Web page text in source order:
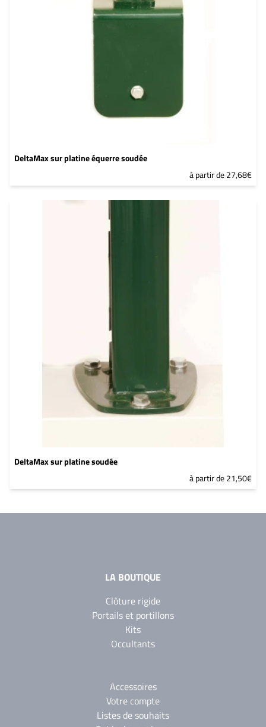
DeltaMax sur platine équerre soudée
à partir de 27,68€
DeltaMax sur platine soudée
à partir de 21,50€
LA BOUTIQUE
Clôture rigide
Portails et portillons
Kits
Occultants
Accessoires
Votre compte
Listes de souhaits